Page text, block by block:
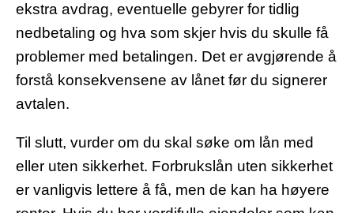
ekstra avdrag, eventuelle gebyrer for tidlig
nedbetaling og hva som skjer hvis du skulle få
problemer med betalingen. Det er avgjørende å
forstå konsekvensene av lånet før du signerer
avtalen.
Til slutt, vurder om du skal søke om lån med
eller uten sikkerhet. Forbrukslån uten sikkerhet
er vanligvis lettere å få, men de kan ha høyere